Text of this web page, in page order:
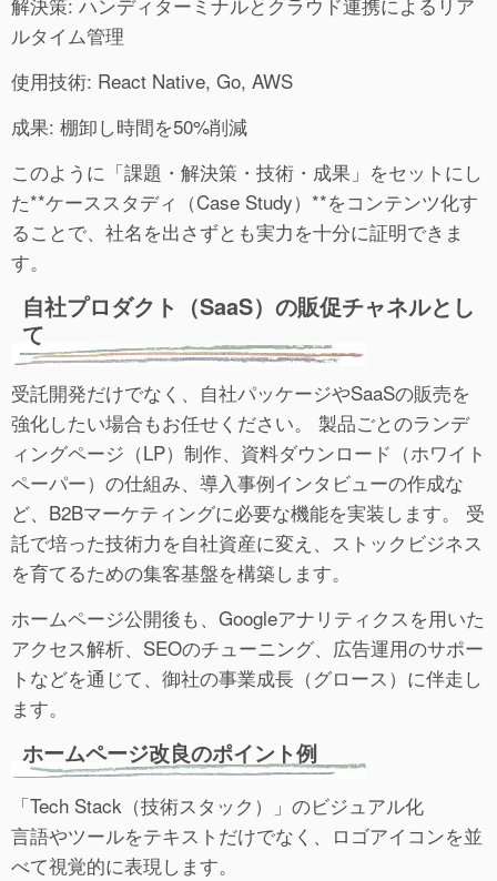
ルタイム管理
使用技術: React Native, Go, AWS
成果: 棚卸し時間を50%削減
このように「課題・解決策・技術・成果」をセットにし
た**ケーススタディ（Case Study）**をコンテンツ化す
ることで、社名を出さずとも実力を十分に証明できま
す。
自社プロダクト（SaaS）の販促チャネルとし
て
受託開発だけでなく、自社パッケージやSaaSの販売を
強化したい場合もお任せください。 製品ごとのランデ
ィングページ（LP）制作、資料ダウンロード（ホワイト
ペーパー）の仕組み、導入事例インタビューの作成な
ど、B2Bマーケティングに必要な機能を実装します。 受
託で培った技術力を自社資産に変え、ストックビジネス
を育てるための集客基盤を構築します。
ホームページ公開後も、Googleアナリティクスを用いた
アクセス解析、SEOのチューニング、広告運用のサポー
トなどを通じて、御社の事業成長（グロース）に伴走し
ます。
ホームページ改良のポイント例
「Tech Stack（技術スタック）」のビジュアル化
言語やツールをテキストだけでなく、ロゴアイコンを並
べて視覚的に表現します。